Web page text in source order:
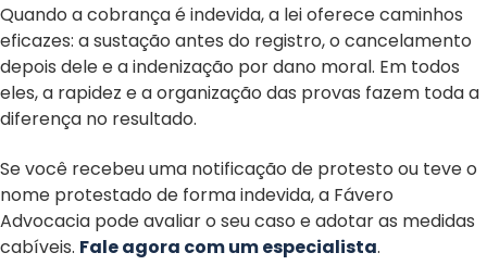
Quando a cobrança é indevida, a lei oferece caminhos
eficazes: a sustação antes do registro, o cancelamento
depois dele e a indenização por dano moral. Em todos
eles, a rapidez e a organização das provas fazem toda a
diferença no resultado.
Se você recebeu uma notificação de protesto ou teve o
nome protestado de forma indevida, a Fávero
Advocacia pode avaliar o seu caso e adotar as medidas
cabíveis. Fale agora com um especialista.